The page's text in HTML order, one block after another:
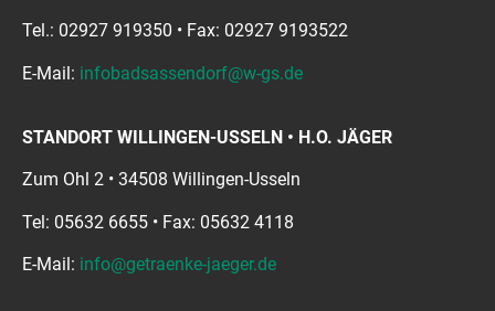
Tel.: 02927 919350 • Fax: 02927 9193522
E-Mail: infobadsassendorf@w-gs.de
STANDORT WILLINGEN-USSELN • H.O. JÄGER
Zum Ohl 2 • 34508 Willingen-Usseln
Tel: 05632 6655 • Fax: 05632 4118
E-Mail: info@getraenke-jaeger.de